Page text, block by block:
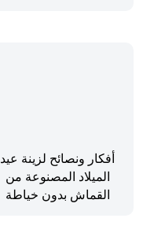
أفكار ونصائح لزينة عيد
الميلاد المصنوعة من
القماش بدون خياطة